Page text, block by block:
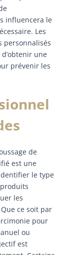
influencera le
Les
personnalisés
une
prévenir les
de
est une
le type
les
ce soit par
pour
ou
est